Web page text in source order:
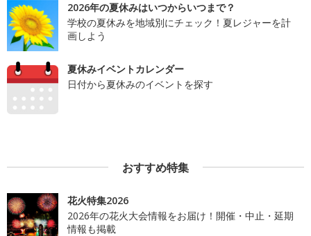
2026年の夏休みはいつからいつまで？
学校の夏休みを地域別にチェック！夏レジャーを計
画しよう
夏休みイベントカレンダー
日付から夏休みのイベントを探す
おすすめ特集
花火特集2026
2026年の花火大会情報をお届け！開催・中止・延期
情報も掲載